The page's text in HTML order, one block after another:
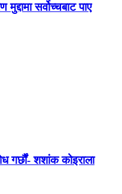
सर्वोच्चबाट पाए
गर्छौं- शशांक कोइराला